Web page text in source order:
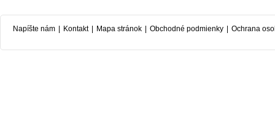
Napíšte nám | Kontakt | Mapa stránok | Obchodné podmienky | Ochrana